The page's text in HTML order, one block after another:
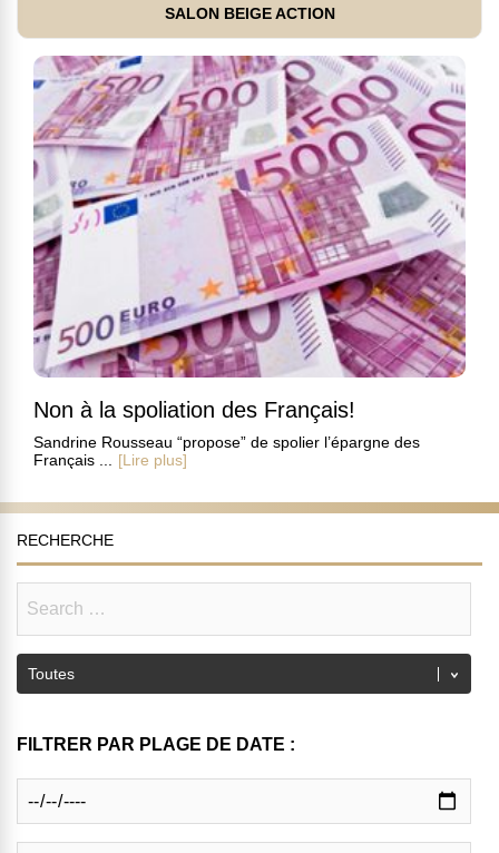
SALON BEIGE ACTION
Non à la spoliation des Français!
Sandrine Rousseau “propose” de spolier l’épargne des
Français ...
[Lire plus]
RECHERCHE
FILTRER PAR PLAGE DE DATE :